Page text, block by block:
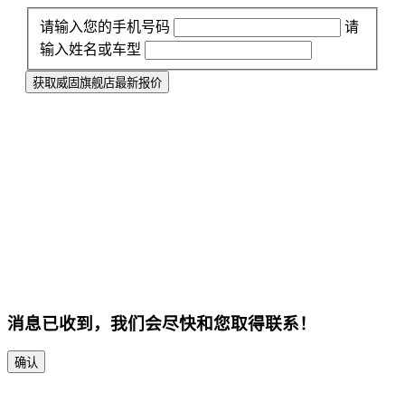
请输入您的手机号码
请
输入姓名或车型
获取威固旗舰店最新报价
消息已收到，我们会尽快和您取得联系！
确认